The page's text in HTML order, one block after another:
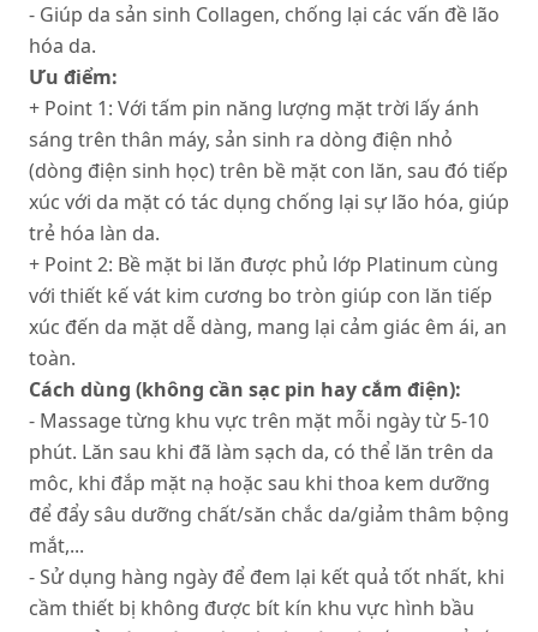
- Giúp da sản sinh Collagen, chống lại các vấn đề lão
hóa da.
Ưu điểm:
+ Point 1: Với tấm pin năng lượng mặt trời lấy ánh
sáng trên thân máy, sản sinh ra dòng điện nhỏ
(dòng điện sinh học) trên bề mặt con lăn, sau đó tiếp
xúc với da mặt có tác dụng chống lại sự lão hóa, giúp
trẻ hóa làn da.
+ Point 2: Bề mặt bi lăn được phủ lớp Platinum cùng
với thiết kế vát kim cương bo tròn giúp con lăn tiếp
xúc đến da mặt dễ dàng, mang lại cảm giác êm ái, an
toàn.
Cách dùng (không cần sạc pin hay cắm điện):
- Massage từng khu vực trên mặt mỗi ngày từ 5-10
phút. Lăn sau khi đã làm sạch da, có thể lăn trên da
môc, khi đắp mặt nạ hoặc sau khi thoa kem dưỡng
để đẩy sâu dưỡng chất/săn chắc da/giảm thâm bộng
mắt,...
- Sử dụng hàng ngày để đem lại kết quả tốt nhất, khi
cầm thiết bị không được bít kín khu vực hình bầu